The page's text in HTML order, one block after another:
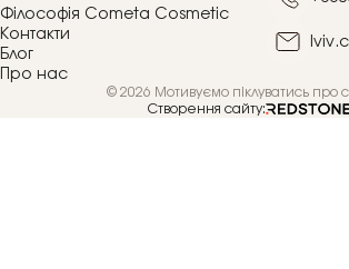
Філософія Cometa Cosmetic
Контакти
Блог
Про нас
© 2026 Мотивуємо піклуватись про
Створення сайту: